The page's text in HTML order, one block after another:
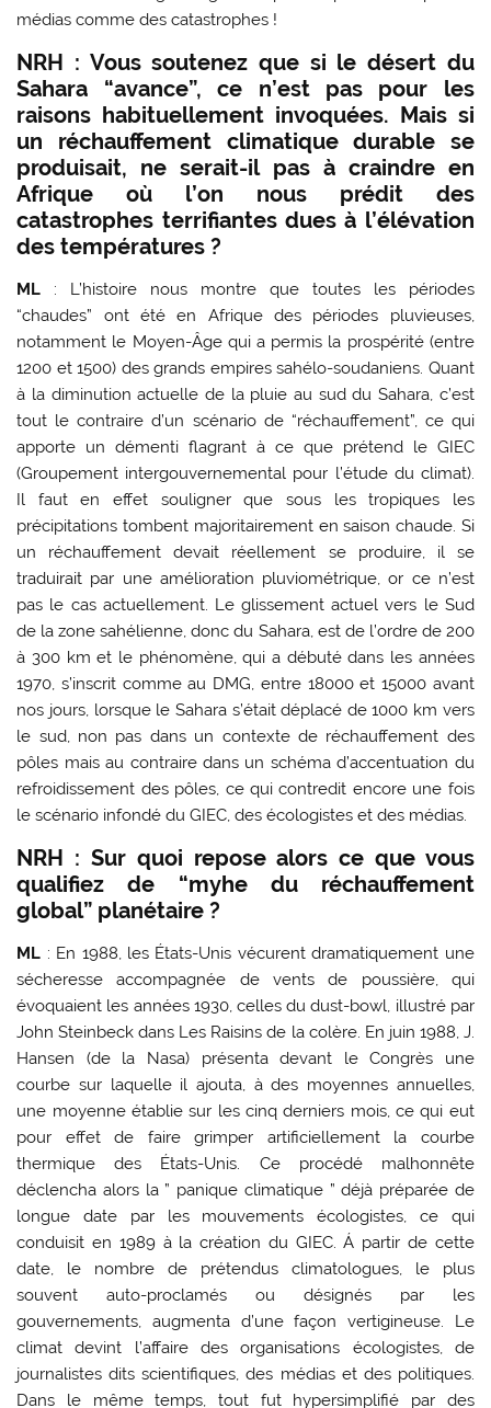
médias comme des catastrophes !
NRH : Vous soutenez que si le désert du
Sahara “avance”, ce n’est pas pour les
raisons habituellement invoquées. Mais si
un réchauffement climatique durable se
produisait, ne serait-il pas à craindre en
Afrique où l’on nous prédit des
catastrophes terrifiantes dues à l’élévation
des températures ?
ML : L’histoire nous montre que toutes les périodes
“chaudes” ont été en Afrique des périodes pluvieuses,
notamment le Moyen-Âge qui a permis la prospérité (entre
1200 et 1500) des grands empires sahélo-soudaniens. Quant
à la diminution actuelle de la pluie au sud du Sahara, c’est
tout le contraire d’un scénario de “réchauffement”, ce qui
apporte un démenti flagrant à ce que prétend le GIEC
(Groupement intergouvernemental pour l’étude du climat).
Il faut en effet souligner que sous les tropiques les
précipitations tombent majoritairement en saison chaude. Si
un réchauffement devait réellement se produire, il se
traduirait par une amélioration pluviométrique, or ce n’est
pas le cas actuellement. Le glissement actuel vers le Sud
de la zone sahélienne, donc du Sahara, est de l’ordre de 200
à 300 km et le phénomène, qui a débuté dans les années
1970, s’inscrit comme au DMG, entre 18000 et 15000 avant
nos jours, lorsque le Sahara s’était déplacé de 1000 km vers
le sud, non pas dans un contexte de réchauffement des
pôles mais au contraire dans un schéma d’accentuation du
refroidissement des pôles, ce qui contredit encore une fois
le scénario infondé du GIEC, des écologistes et des médias.
NRH : Sur quoi repose alors ce que vous
qualifiez de “myhe du réchauffement
global” planétaire ?
ML : En 1988, les États-Unis vécurent dramatiquement une
sécheresse accompagnée de vents de poussière, qui
évoquaient les années 1930, celles du dust-bowl, illustré par
John Steinbeck dans Les Raisins de la colère. En juin 1988, J.
Hansen (de la Nasa) présenta devant le Congrès une
courbe sur laquelle il ajouta, à des moyennes annuelles,
une moyenne établie sur les cinq derniers mois, ce qui eut
pour effet de faire grimper artificiellement la courbe
thermique des États-Unis. Ce procédé malhonnête
déclencha alors la ” panique climatique ” déjà préparée de
longue date par les mouvements écologistes, ce qui
conduisit en 1989 à la création du GIEC. Á partir de cette
date, le nombre de prétendus climatologues, le plus
souvent auto-proclamés ou désignés par les
gouvernements, augmenta d’une façon vertigineuse. Le
climat devint l’affaire des organisations écologistes, de
journalistes dits scientifiques, des médias et des politiques.
Dans le même temps, tout fut hypersimplifié par des